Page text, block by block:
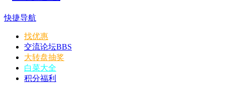
快捷导航
找优惠
交流论坛BBS
大转盘抽奖
白菜大全
积分福利